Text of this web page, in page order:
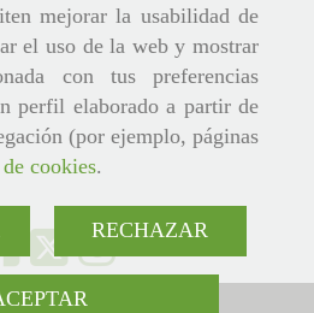
mejorar la usabilidad de
el uso de la web y mostrar
con tus preferencias
perfil elaborado a partir de
(por ejemplo, páginas
cookies.
RECHAZAR
942 370 808